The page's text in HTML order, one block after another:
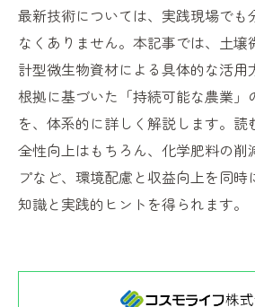
最新技術については、実践現場でも
なくありません。本記事では、土
計型微生物資材による具体的な活用
根拠に基づいた「持続可能な農業」
を、体系的に詳しく解説します。読
全性向上はもちろん、化学肥料の削
プなど、環境配慮と収益向上を同
知識と実践的ヒントを得られます。